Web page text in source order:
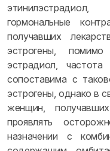
этинилэстрадиол,
гормональные
получавших
эстрогены, помимо
эстрадиол,
сопоставима с
эстрогены, однако в
женщин,
проявлять
назначении с